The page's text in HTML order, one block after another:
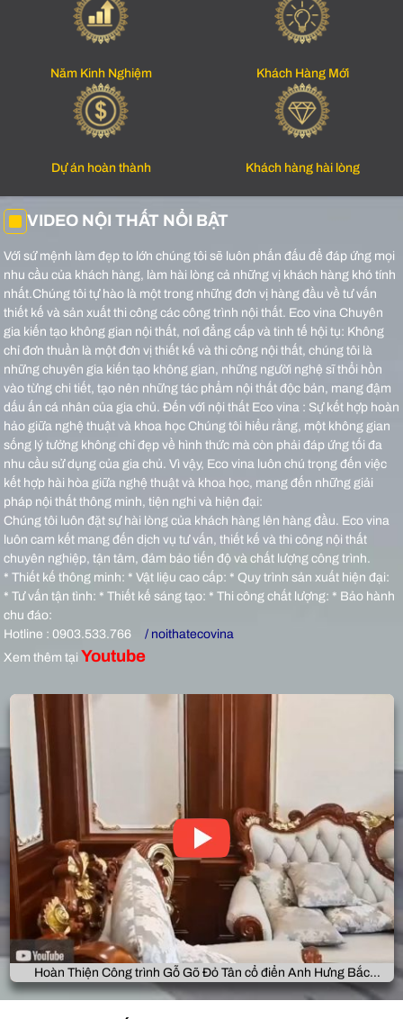
Năm Kinh Nghiệm Khách Hàng Mới
Dự án hoàn thành Khách hàng hài lòng
VIDEO NỘI THẤT NỔI BẬT
Với sứ mệnh làm đẹp to lớn chúng tôi sẽ luôn phấn đấu để đáp ứng mọi
nhu cầu của khách hàng, làm hài lòng cả những vị khách hàng khó tính
nhất.Chúng tôi tự hào là một trong những đơn vị hàng đầu về tư vấn
thiết kế và sản xuất thi công các công trình nội thất. Eco vina Chuyên
gia kiến tạo không gian nội thất, nơi đẳng cấp và tinh tế hội tụ: Không
chỉ đơn thuần là một đơn vị thiết kế và thi công nội thất, chúng tôi là
những chuyên gia kiến tạo không gian, những người nghệ sĩ thổi hồn
vào từng chi tiết, tạo nên những tác phẩm nội thất độc bản, mang đậm
dấu ấn cá nhân của gia chủ. Đến với nội thất Eco vina : Sự kết hợp hoàn
hảo giữa nghệ thuật và khoa học Chúng tôi hiểu rằng, một không gian
sống lý tưởng không chỉ đẹp về hình thức mà còn phải đáp ứng tối đa
nhu cầu sử dụng của gia chủ. Vì vậy, Eco vina luôn chú trọng đến việc
kết hợp hài hòa giữa nghệ thuật và khoa học, mang đến những giải
pháp nội thất thông minh, tiện nghi và hiện đại:
Chúng tôi luôn đặt sự hài lòng của khách hàng lên hàng đầu. Eco vina
luôn cam kết mang đến dịch vụ tư vấn, thiết kế và thi công nội thất
chuyên nghiệp, tận tâm, đảm bảo tiến độ và chất lượng công trình.
* Thiết kế thông minh: * Vật liệu cao cấp: * Quy trình sản xuất hiện đại:
* Tư vấn tận tình: * Thiết kế sáng tạo: * Thi công chất lượng: * Bảo hành
chu đáo:
Hotline : 0903.533.766
/ noithatecovina
Xem thêm tại Youtube
Hoàn Thiện Công trình Gỗ Gõ Đỏ Tân cổ điển Anh Hưng Bắc
Giang